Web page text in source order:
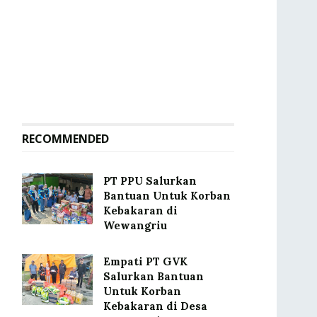
RECOMMENDED
PT PPU Salurkan
Bantuan Untuk Korban
Kebakaran di
Wewangriu
Empati PT GVK
Salurkan Bantuan
Untuk Korban
Kebakaran di Desa